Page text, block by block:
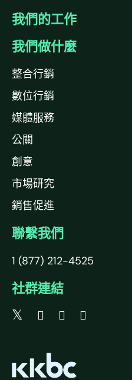
我們的工作
我們做什麼
整合行銷
數位行銷
媒體服務
公關
創意
市場研究
銷售促進
聯繫我們
1 (877) 212-4525
社群連結